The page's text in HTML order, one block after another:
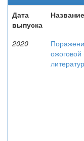
Дата
выпуска
Название
2020